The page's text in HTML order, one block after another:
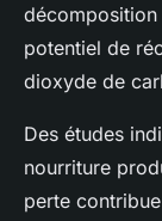
décomposition
potentiel de
dioxyde de
Des études
nourriture
perte